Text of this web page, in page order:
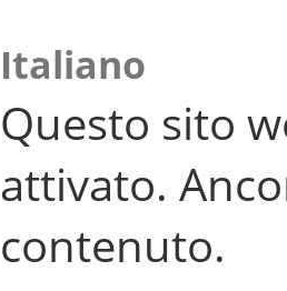
Italiano
Questo sito
attivato.
contenuto.